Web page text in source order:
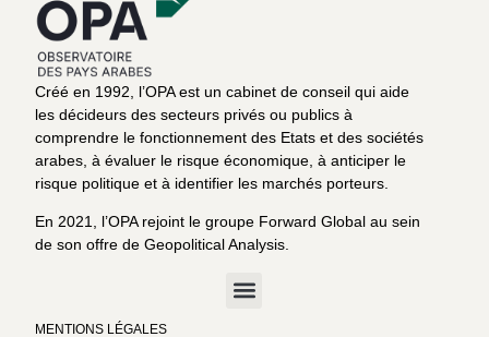
Créé en 1992, l’OPA est un cabinet de conseil qui aide
les décideurs des secteurs privés ou publics à
comprendre le fonctionnement des Etats et des sociétés
arabes, à évaluer le risque économique, à anticiper le
risque politique et à identifier les marchés porteurs.
En 2021, l’OPA rejoint le groupe Forward Global au sein
de son offre de Geopolitical Analysis.
MENTIONS LÉGALES